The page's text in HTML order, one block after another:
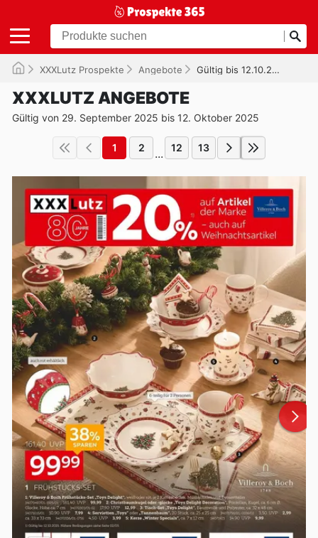
XXXLutz Prospekte Angebote Gültig bis 12.10.2025
XXXLUTZ ANGEBOTE
Gültig von 29. September 2025 bis 12. Oktober 2025
1 2 ... 12 13